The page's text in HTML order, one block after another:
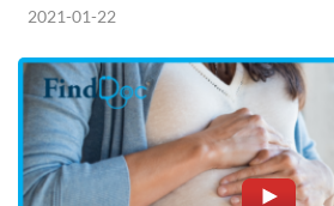
2021-01-22